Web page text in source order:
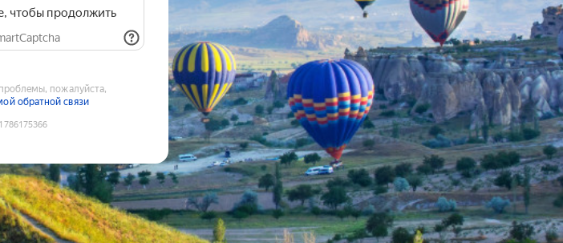
чтобы продолжить
пожалуйста,
обратной связи
1786175366